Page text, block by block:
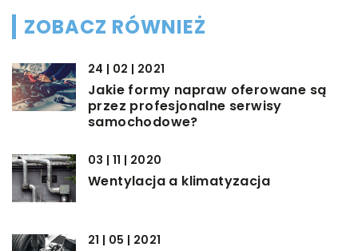
ZOBACZ RÓWNIEŻ
24 | 02 | 2021
Jakie formy napraw oferowane są
przez profesjonalne serwisy
samochodowe?
03 | 11 | 2020
Wentylacja a klimatyzacja
21 | 05 | 2021